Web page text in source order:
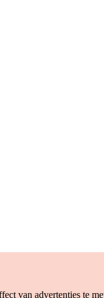
van advertenties te